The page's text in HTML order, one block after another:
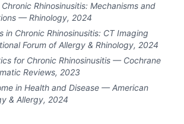
Rhinosinusitis: Mechanisms and
— Rhinology, 2024
in Chronic Rhinosinusitis: CT Imaging
Forum of Allergy & Rhinology, 2024
for Chronic Rhinosinusitis — Cochrane
Reviews, 2023
in Health and Disease — American
& Allergy, 2024